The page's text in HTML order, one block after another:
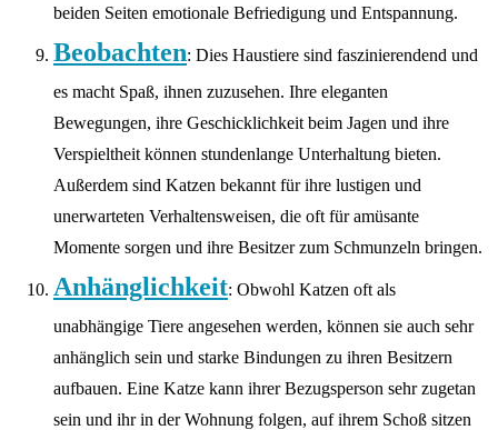
beiden Seiten emotionale Befriedigung und Entspannung.
Beobachten: Dies Haustiere sind faszinierendend und
es macht Spaß, ihnen zuzusehen. Ihre eleganten
Bewegungen, ihre Geschicklichkeit beim Jagen und ihre
Verspieltheit können stundenlange Unterhaltung bieten.
Außerdem sind Katzen bekannt für ihre lustigen und
unerwarteten Verhaltensweisen, die oft für amüsante
Momente sorgen und ihre Besitzer zum Schmunzeln bringen.
Anhänglichkeit: Obwohl Katzen oft als
unabhängige Tiere angesehen werden, können sie auch sehr
anhänglich sein und starke Bindungen zu ihren Besitzern
aufbauen. Eine Katze kann ihrer Bezugsperson sehr zugetan
sein und ihr in der Wohnung folgen, auf ihrem Schoß sitzen